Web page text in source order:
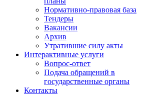
Нормативно-правовая база
Тендеры
Вакансии
Архив
Утратившие силу акты
Интерактивные услуги
Вопрос-ответ
Подача обращений в
государственные органы
Контакты